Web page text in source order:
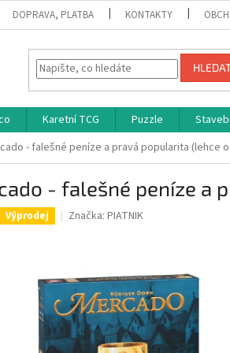
DOPRAVA, PLATBA KONTAKTY
Karetní TCG Puzzle
- falešné peníze a pravá popularita (lehce
- falešné peníze a
Výprodej Značka: PIATNIK